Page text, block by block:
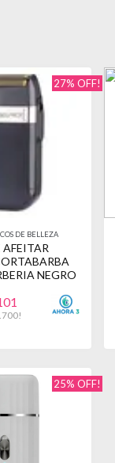
27% OFF!
DE BELLEZA
NEGRO
25% OFF!